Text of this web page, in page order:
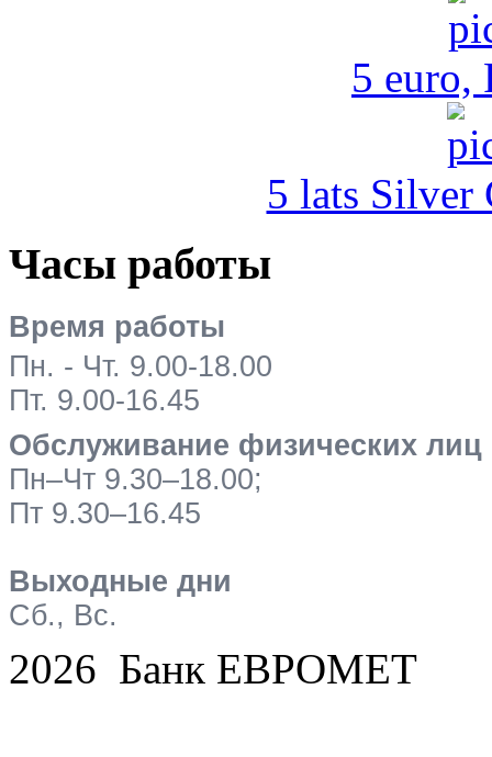
5 euro,
5 lats Silver
Часы работы
Время работы
Пн. - Чт. 9.00-18.00
Пт. 9.00-16.45
Обслуживание физических лиц
Пн–Чт 9.30–18.00;
Пт 9.30–16.45
Выходные дни
Сб., Вс.
2026 Банк ЕВРОМЕТ